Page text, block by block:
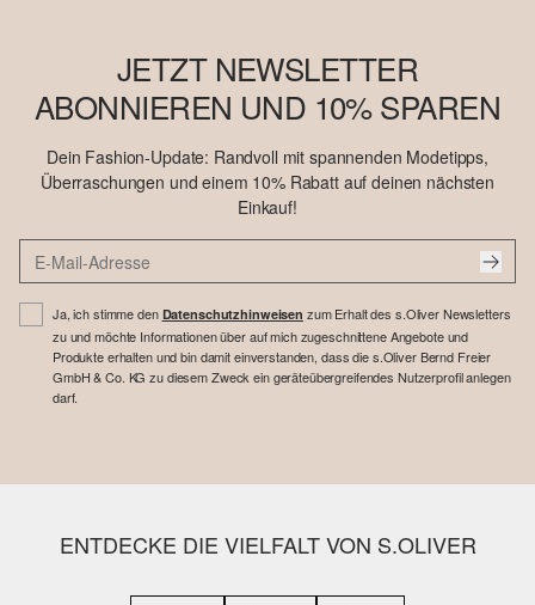
JETZT NEWSLETTER
ABONNIEREN UND 10% SPAREN
Dein Fashion-Update: Randvoll mit spannenden Modetipps,
Überraschungen und einem 10% Rabatt auf deinen nächsten
Einkauf!
Ja, ich stimme den Datenschutzhinweisen zum Erhalt des s.Oliver Newsletters
zu und möchte Informationen über auf mich zugeschnittene Angebote und
Produkte erhalten und bin damit einverstanden, dass die s.Oliver Bernd Freier
GmbH & Co. KG zu diesem Zweck ein geräteübergreifendes Nutzerprofil anlegen
darf.
ENTDECKE DIE VIELFALT VON S.OLIVER